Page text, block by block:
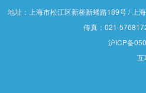
地址：上海市松江区新桥新蟠路189号 / 上
传真：021-
沪ICP备
互